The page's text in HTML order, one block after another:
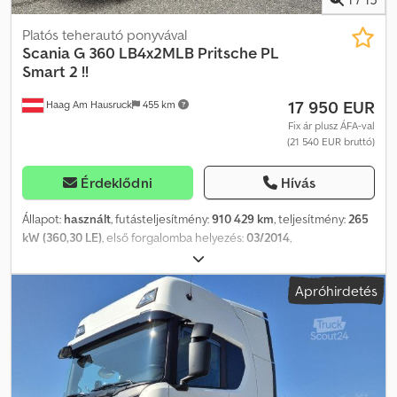
Haag Am Hausruck 455 km
Platós teherautó ponyvával
ScaniaG 360 LB4x2MLB Pritsche PL
Smart 2 !!
17 950 EUR
Fix ár plusz ÁFA-val
(21 540 EUR bruttó)
Érdeklődni Hívás
Állapot: használt, futásteljesítmény:910 429 km, teljesítmény:265
kW (360,30 LE), első forgalomba helyezés:03/2014,
, saját tömeg:
8 225 kg, össztömeg:18 000 kg, abroncs méret:295/60 R22,5,
tengelyelrendezés:4x2, tengelytáv:5 300 mm , szín: kék,
vezetőfülke:egyéb , hajtástípus: automata, kibocsátási osztály:
, felfüggesztés:levegő , ülések száma: , Felszereltség:ABS,
alacsony zajszint, differenciálzár, emelőhátfal, fedélzeti
számítógép, kipörgésgátló, légkondicionálás, tempomat,
utánfutó vonófej, Szín: Kék Balti, saját tömeg: 9775 kg,
Apróhirdetés